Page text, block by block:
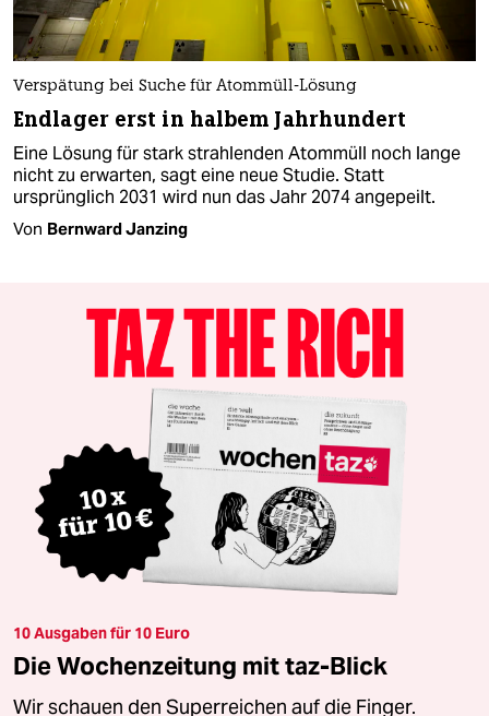
Verspätung bei Suche für Atommüll-Lösung
Endlager erst in halbem Jahrhundert
Eine Lösung für stark strahlenden Atommüll noch lange
nicht zu erwarten, sagt eine neue Studie. Statt
ursprünglich 2031 wird nun das Jahr 2074 angepeilt.
Von Bernward Janzing
10 Ausgaben für 10 Euro
Die Wochenzeitung mit taz-Blick
Wir schauen den Superreichen auf die Finger.